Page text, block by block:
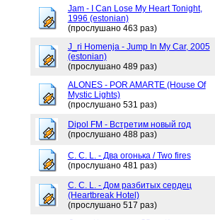
Jam - I Can Lose My Heart Tonight,
1996 (estonian)
(прослушано 463 раз)
J_ri Homenja - Jump In My Car, 2005
(estonian)
(прослушано 489 раз)
ALONES - POR AMARTE (House Of
Mystic Lights)
(прослушано 531 раз)
Dipol FM - Встретим новый год
(прослушано 488 раз)
C. C. L. - Два огонька / Two fires
(прослушано 481 раз)
C. C. L. - Дом разбитых сердец
(Heartbreak Hotel)
(прослушано 517 раз)